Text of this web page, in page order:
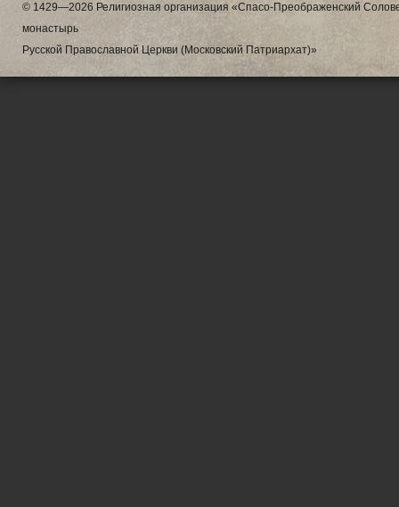
© 1429—2026 Религиозная организация «Спасо-Преображенский
монастырь
Русской Православной Церкви (Московский Патриархат)»